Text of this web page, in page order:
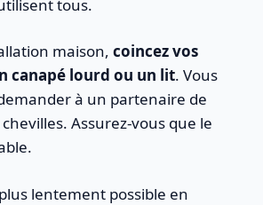
tous.
maison,coincez vos
canapé lourd ou un lit. Vous
à un partenaire de
Assurez-vous que le
lentement possible en